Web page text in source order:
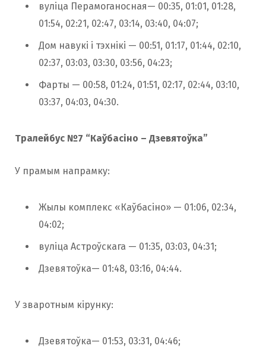
вуліца Перамоганосная— 00:35, 01:01, 01:28,
01:54, 02:21, 02:47, 03:14, 03:40, 04:07;
Дом навукі і тэхнікі — 00:51, 01:17, 01:44, 02:10,
02:37, 03:03, 03:30, 03:56, 04:23;
Фарты — 00:58, 01:24, 01:51, 02:17, 02:44, 03:10,
03:37, 04:03, 04:30.
Тралейбус №7 “Каўбасіно – Дзевятоўка”
У прамым напрамку:
Жылы комплекс «Каўбасіно» — 01:06, 02:34,
04:02;
вуліца Астроўскага — 01:35, 03:03, 04:31;
Дзевятоўка— 01:48, 03:16, 04:44.
У зваротным кірунку:
Дзевятоўка— 01:53, 03:31, 04:46;